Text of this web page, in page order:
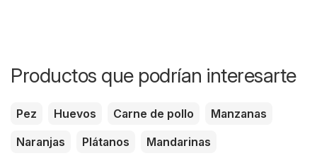
Productos que podrían interesarte
Pez Huevos Carne de pollo
Manzanas
Naranjas
Plátanos
Mandarinas